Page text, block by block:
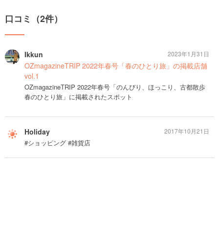
口コミ（2件）
Ikkun
OZmagazineTRIP 2022年春号「春のひとり旅」の掲載店舗
vol.1
OZmagazineTRIP 2022年春号「のんびり、ほっこり、古都散歩
春のひとり旅」に掲載されたスポット
2023年1月31日
Holiday
#ショッピング #雑貨店
2017年10月21日